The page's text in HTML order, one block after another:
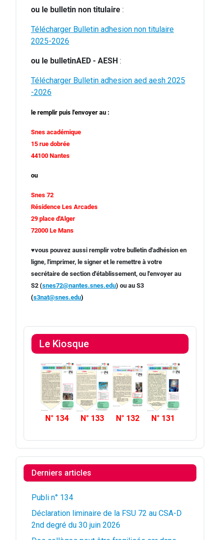
ou le bulletin non titulaire :
Télécharger Bulletin adhesion non titulaire
2025-2026
ou le bulletinAED - AESH :
Télécharger Bulletin adhesion aed aesh 2025
-2026
le remplir puis l'envoyer au :
Snes académique
15 rue dobrée
44100 Nantes
ou
Snes 72
Résidence Les Arcades
29 place d'Alger
72000 Le Mans
♥vous pouvez aussi remplir votre bulletin d'adhésion en
ligne, l'imprimer, le signer et le remettre à votre
secrétaire de section d'établissement, ou l'envoyer au
S2 (snes72@nantes.snes.edu) ou au S3
(s3nat@snes.edu)
Le Kiosque
N° 134 N° 133 N° 132 N° 131
Derniers articles
Publi n° 134
Déclaration liminaire de la FSU 72 au CSA-D
2nd degré du 30 juin 2026